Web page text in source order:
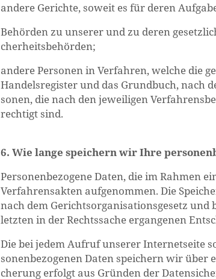
an­de­re Ge­rich­te, so­weit es für deren
Be­hör­den zu un­se­rer und zu deren
cher­heits­be­hör­den;
an­de­re Per­so­nen in Ver­fah­ren, wel­che die
Han­dels­re­gis­ter und das Grund­buch, nach
so­nen, die nach den je­wei­li­gen
rech­tigt sind.
6. Wie lange spei­chern wir Ihre
Per­so­nen­be­zo­ge­ne Daten, die im Rah­men
Ver­fah­rens­ak­ten auf­ge­nom­men. Die
nach dem Ge­richts­or­ga­ni­sa­ti­ons­ge­setz
letz­ten in der Rechts­sa­che er­gan­ge­nen
Die bei jedem Auf­ruf un­se­rer In­ter­net­sei­te
so­nen­be­zo­ge­nen Daten spei­chern wir
che­rung er­folgt aus Grün­den der